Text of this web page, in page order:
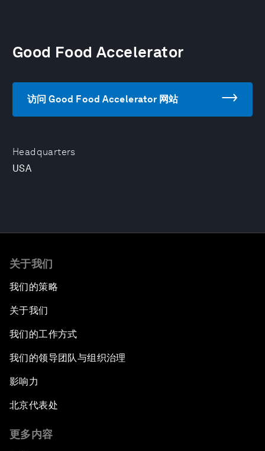
Headquarters
USA
Good Food Accelerator
访问 Good Food Accelerator 网站
关于我们
我们的策略
关于我们
我们的工作方式
我们的领导团队与组织治理
影响力
北京代表处
更多内容